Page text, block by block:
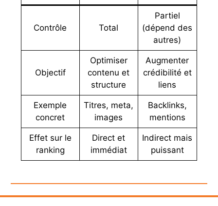
Contrôle Total
Partiel
(dépend des
autres)
Objectif
Optimiser
contenu et
structure
Augmenter
crédibilité et
liens
Exemple
concret
Titres, meta,
images
Backlinks,
mentions
Effet sur le
ranking
Direct et
immédiat
Indirect mais
puissant